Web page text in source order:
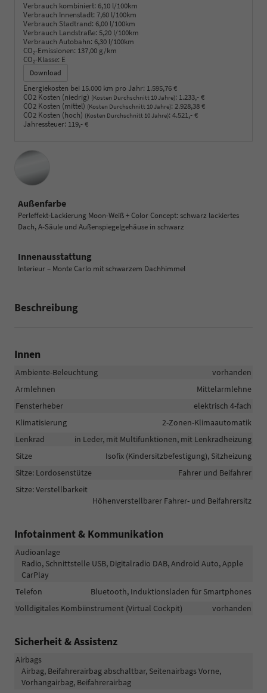
Verbrauch kombiniert: 6,10 l/100km
Verbrauch Innenstadt: 7,60 l/100km
Verbrauch Stadtrand: 6,00 l/100km
Verbrauch Landstraße: 5,20 l/100km
Verbrauch Autobahn: 6,30 l/100km
CO2-Emissionen: 137,00 g/km
CO2-Klasse: E
Download
Energiekosten bei 15.000 km pro Jahr: 1.595,76 €
CO2 Kosten (niedrig) (Kosten Durchschnitt 10 Jahre): 1.233,- €
CO2 Kosten (mittel) (Kosten Durchschnitt 10 Jahre): 2.928,38 €
CO2 Kosten (hoch) (Kosten Durchschnitt 10 Jahre): 4.521,- €
Jahressteuer: 119,- €
Außenfarbe
Perleffekt-Lackierung Moon-Weiß + Color Concept: schwarz lackiertes
Dach, A-Säule und Außenspiegelgehäuse in schwarz
Innenausstattung
Interieur – Monte Carlo mit schwarzem Dachhimmel
Beschreibung
Innen
Ambiente-Beleuchtung
vorhanden
Armlehnen
Mittelarmlehne
Fensterheber
elektrisch 4-fach
Klimatisierung
2-Zonen-Klimaautomatik
Lenkrad
in Leder, mit Multifunktionen, mit Lenkradheizung
Sitze
Isofix (Kindersitzbefestigung), Sitzheizung
Sitze: Lordosenstütze
Fahrer und Beifahrer
Sitze: Verstellbarkeit
Höhenverstellbarer Fahrer- und Beifahrersitz
Infotainment & Kommunikation
Audioanlage
Radio, Schnittstelle USB, Digitalradio DAB, Android Auto, Apple
CarPlay
Telefon
Bluetooth, Induktionsladen für Smartphones
Volldigitales Kombiinstrument (Virtual Cockpit)
vorhanden
Sicherheit & Assistenz
Airbags
Airbag, Beifahrerairbag abschaltbar, Seitenairbags Vorne,
Vorhangairbag, Beifahrerairbag